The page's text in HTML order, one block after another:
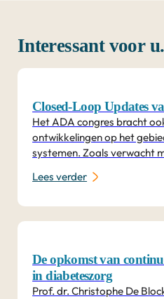
Interessant voor
Closed-Loop Updates
Het ADA congres bracht
ontwikkelingen op het
systemen. Zoals verwacht
Lees verder
De opkomst van
in diabeteszorg
Prof. dr. Christophe De